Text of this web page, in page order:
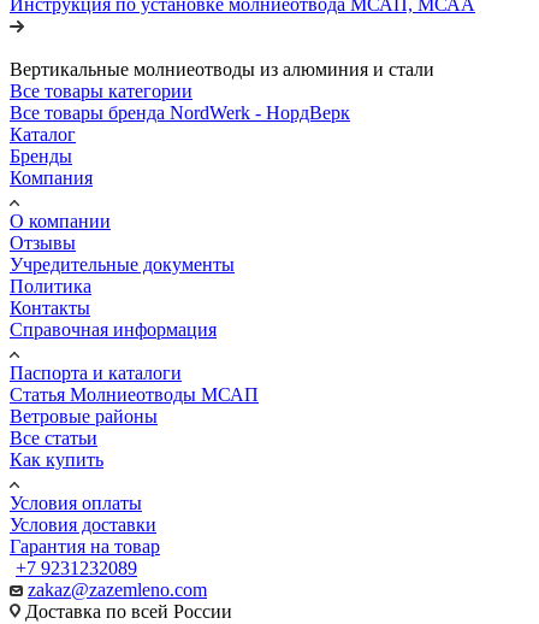
Инструкция по установке молниеотвода МСАП, МСАА
Вертикальные молниеотводы из алюминия и стали
Все товары категории
Все товары бренда NordWerk - НордВерк
Каталог
Бренды
Компания
О компании
Отзывы
Учредительные документы
Политика
Контакты
Справочная информация
Паспорта и каталоги
Статья Молниеотводы МСАП
Ветровые районы
Все статьи
Как купить
Условия оплаты
Условия доставки
Гарантия на товар
+7 9231232089
zakaz@zazemleno.com
Доставка по всей России